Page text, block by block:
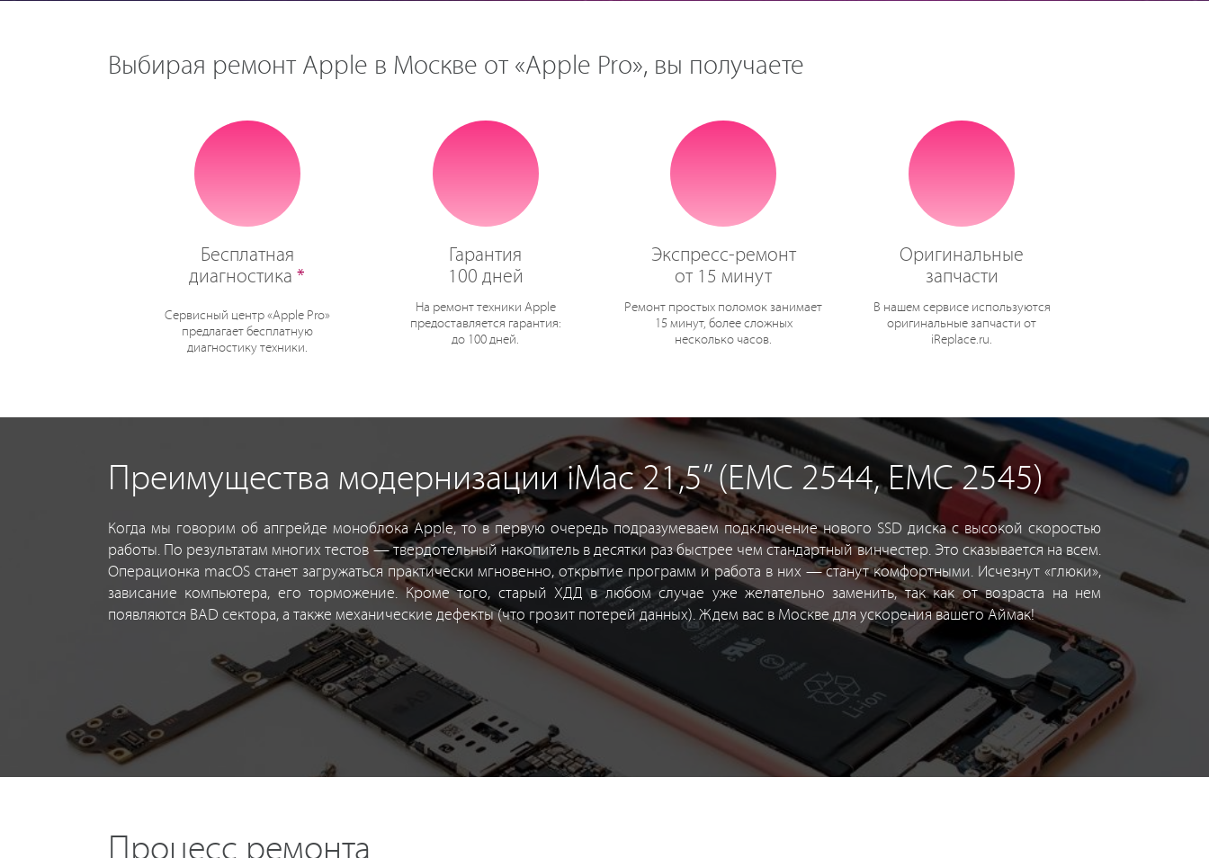
Выбирая ремонт Apple в Москве от «Apple Pro», вы получаете
Бесплатная
диагностика*
Сервисный центр «Apple Pro»
предлагает бесплатную
диагностику техники.
Гарантия
100 дней
На ремонт техники Apple
предоставляется гарантия:
до 100 дней.
Экспресс-ремонт
от 15 минут
Ремонт простых поломок занимает
15 минут, более сложных
несколько часов.
Оригинальные
запчасти
В нашем сервисе используются
оригинальные запчасти от
iReplace.ru.
Преимущества модернизации iMac 21,5” (EMC 2544, EMC 2545)
Когда мы говорим об апгрейде моноблока Apple, то в первую очередь подразумеваем подключение нового SSD диска с высокой скоростью
работы. По результатам многих тестов — твердотельный накопитель в десятки раз быстрее чем стандартный винчестер. Это сказывается на всем.
Операционка macOS станет загружаться практически мгновенно, открытие программ и работа в них — станут комфортными. Исчезнут «глюки»,
зависание компьютера, его торможение. Кроме того, старый ХДД в любом случае уже желательно заменить, так как от возраста на нем
появляются BAD сектора, а также механические дефекты (что грозит потерей данных). Ждем вас в Москве для ускорения вашего Аймак!
Процесс ремонта